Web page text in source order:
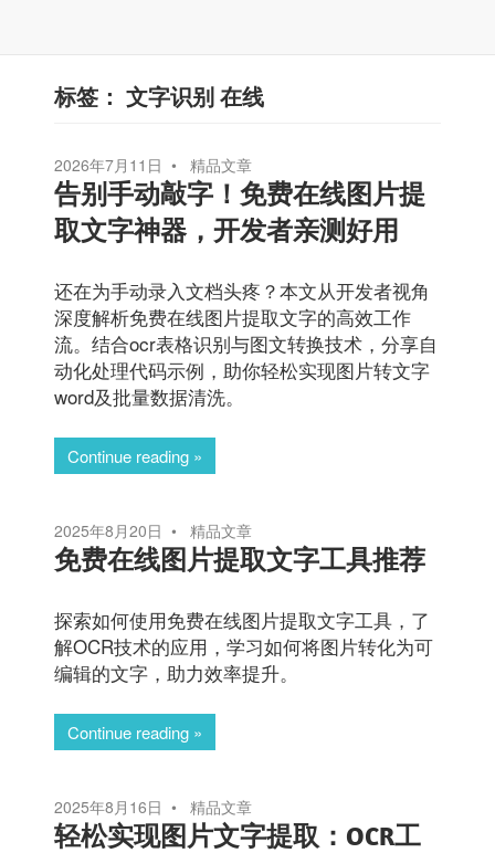
标签： 文字识别 在线
2026年7月11日 精品文章
告别手动敲字！免费在线图片提
取文字神器，开发者亲测好用
还在为手动录入文档头疼？本文从开发者视角
深度解析免费在线图片提取文字的高效工作
流。结合ocr表格识别与图文转换技术，分享自
动化处理代码示例，助你轻松实现图片转文字
word及批量数据清洗。
Continue reading
2025年8月20日 精品文章
免费在线图片提取文字工具推荐
探索如何使用免费在线图片提取文字工具，了
解OCR技术的应用，学习如何将图片转化为可
编辑的文字，助力效率提升。
Continue reading
2025年8月16日 精品文章
轻松实现图片文字提取：OCR工